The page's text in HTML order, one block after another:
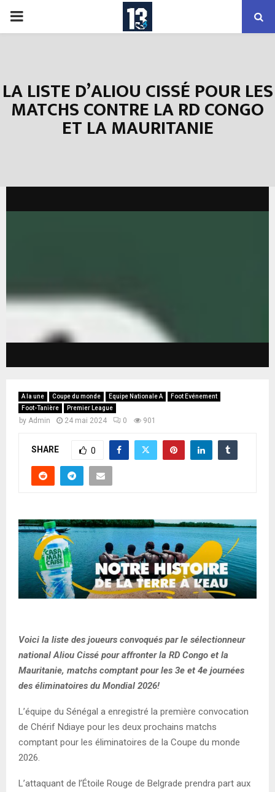
PRIMARY
LA LISTE D’ALIOU CISSÉ POUR LES
MATCHS CONTRE LA RD CONGO
ET LA MAURITANIE
A la une Coupe du monde Equipe Nationale A
Foot Evénement
Foot-Tanière
Premier League
by Admin 24 mai 2024 0 901
SHARE 0
Voici la liste des joueurs convoqués par le sélectionneur
national Aliou Cissé pour affronter la RD Congo et la
Mauritanie, matchs comptant pour les 3e et 4e journées
des éliminatoires du Mondial 2026!
L’équipe du Sénégal a enregistré la première convocation
de Chérif Ndiaye pour les deux prochains matchs
comptant pour les éliminatoires de la Coupe du monde
2026.
L’attaquant de l’Étoile Rouge de Belgrade prendra part aux